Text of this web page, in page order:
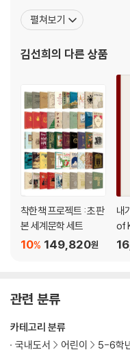
가 상상한 꿈의 나라, 유토피아』, 『
담긴 12가지 역사 이야기』,
『위저드 오브 원스』 시리즈, 『
펼쳐보기
김선희의 다른 상품
착한책 프로젝트 : 초판
본 세계문학 세트
149,820원
10%
내
of
관련 분류
카테고리 분류
국내도서
어린이 5-6학